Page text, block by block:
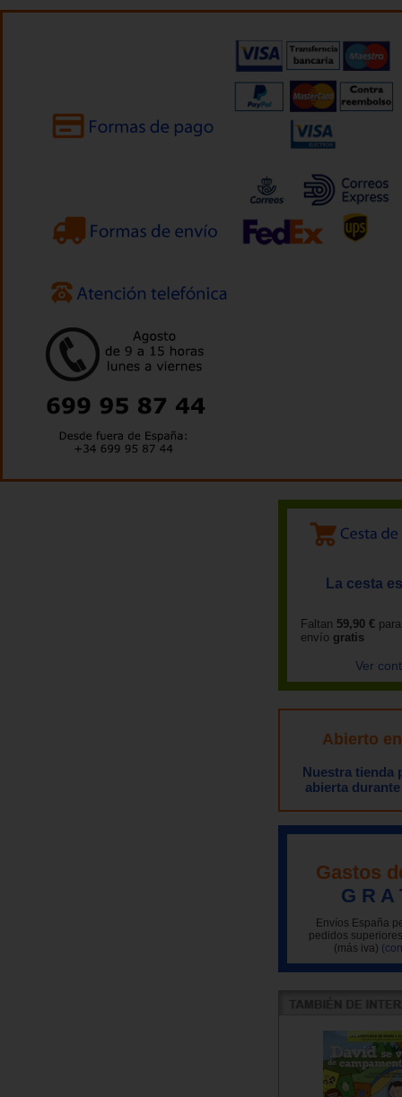
La cesta
Faltan 59,90 €
envío gratis
Ver
Abierto
Nuestra tienda
abierta
Gastos
G R A
Envíos España
pedidos
(más iva)